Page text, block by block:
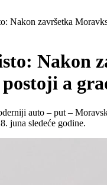
Nakon završetka
Nakon
a
auto – put –
juna sledeće godine.